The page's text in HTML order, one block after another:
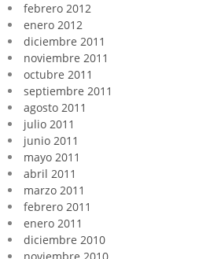
febrero 2012
enero 2012
diciembre 2011
noviembre 2011
octubre 2011
septiembre 2011
agosto 2011
julio 2011
junio 2011
mayo 2011
abril 2011
marzo 2011
febrero 2011
enero 2011
diciembre 2010